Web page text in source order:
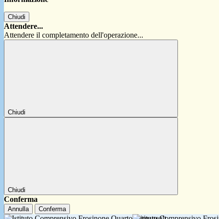
Chiudi
Attendere...
Attendere il completamento dell'operazione...
Chiudi
Chiudi
Conferma
Annulla Conferma